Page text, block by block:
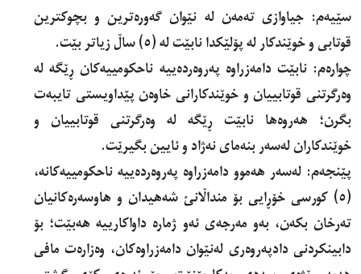
سێیەم: جیاوازی تەمەن لە نێوان گەورەترین و بچوکترین
قوتابی و خوێندکار لە پۆلێکدا نابێت لە (٥) ساڵ زیاتر بێت.
چوارەم: نابێت دامەزراوە پەروەردەییە ناحکومییەکان ڕێگە لە
وەرگرتنی قوتابییان و خوێندکارانی خاوەن پێداویستی تایبەت
بگرن؛ هەروەها نابێت ڕێگە لە وەرگرتنی قوتابییان و
خوێندکاران لەسەر بنەمای نەژاد و ئایین بگیرێت.
پێنجەم: لەسەر هەموو دامەزراوە پەروەردەییە ناحکومییەکانە،
(٥) کورسی خۆڕایی بۆ منداڵانئ شەهیدان و هاوسەرەکانیان
تەرخان بکەن، بەو مەرجەی ئەو ژمارە داواکارییە هەبێت؛ بۆ
دابینکردنی دادپەروەری لەنێوان دامەزراوەکان، وەزارەت مافی